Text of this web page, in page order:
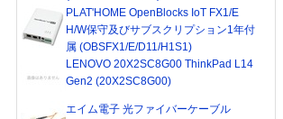
PLAT'HOME OpenBlocks IoT FX1/E
H/W保守及びサブスクリプション1年付
属 (OBSFX1/E/D11/H1S1)
LENOVO 20X2SC8G00 ThinkPad L14
Gen2 (20X2SC8G00)
エイム電子 光ファイバーケーブル